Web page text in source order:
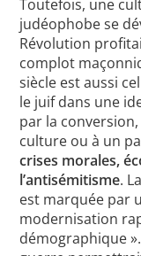
Toutefois, une
judéophobe se
Révolution
complot
siècle est aussi
le juif dans une
par la
culture ou à un
crises morales,
l’antisémitisme.
est marquée par
modernisation
démographique